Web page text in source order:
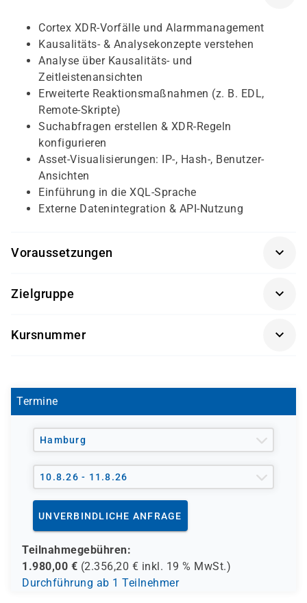
Cortex XDR-Vorfälle und Alarmmanagement
Kausalitäts- & Analysekonzepte verstehen
Analyse über Kausalitäts- und
Zeitleistenansichten
Erweiterte Reaktionsmaßnahmen (z. B. EDL,
Remote-Skripte)
Suchabfragen erstellen & XDR-Regeln
konfigurieren
Asset-Visualisierungen: IP-, Hash-, Benutzer-
Ansichten
Einführung in die XQL-Sprache
Externe Datenintegration & API-Nutzung
Voraussetzungen
Absolvierter Kurs
Deployment (EDU-260)
Zielgruppe
Cybersecurity-Analysten
Kursnummer
Termine
Hamburg
10.8.26 - 11.8.26
UNVERBINDLICHE ANFRAGE
Teilnahmegebühren:
1.980,00 € (2.356,20 € inkl. 19 % MwSt.)
Durchführung ab 1 Teilnehmer